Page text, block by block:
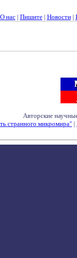
О нас| Пишите| Новости|
Авторские
странного микромира" |